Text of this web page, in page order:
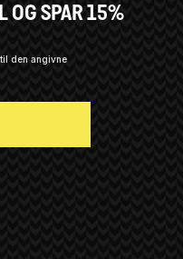
OG SPAR 15%
den angivne